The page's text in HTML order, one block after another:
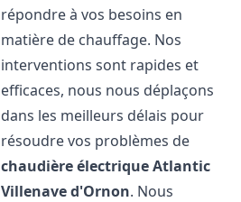
répondre à vos besoins en
matière de chauffage. Nos
interventions sont rapides et
efficaces, nous nous déplaçons
dans les meilleurs délais pour
résoudre vos problèmes de
chaudière électrique Atlantic
Villenave d'Ornon. Nous